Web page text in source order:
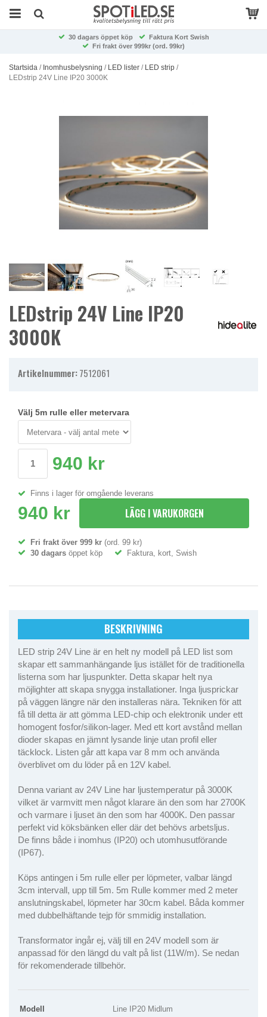
30 dagars öppet köp
Faktura Kort Swish
Fri frakt över 999kr (ord. 99kr)
Startsida / Inomhusbelysning / LED lister / LED strip /
LEDstrip 24V Line IP20 3000K
LEDstrip 24V Line IP20
3000K
Artikelnummer:7512061
Välj 5m rulle eller metervara
940 kr
Finns i lager för omgående leverans
940 kr LÄGG I VARUKORGEN
Fri frakt över 999 kr (ord. 99 kr)
30 dagars öppet köp Faktura, kort, Swish
BESKRIVNING
LED strip 24V Line är en helt ny modell på LED list som
skapar ett sammanhängande ljus istället för de traditionella
listerna som har ljuspunkter. Detta skapar helt nya
möjlighter att skapa snygga installationer. Inga ljusprickar
på väggen längre när den installeras nära. Tekniken för att
få till detta är att gömma LED-chip och elektronik under ett
homogent fosfor/silikon-lager. Med ett kort avstånd mellan
dioder skapas en jämnt lysande linje utan profil eller
täcklock. Listen går att kapa var 8 mm och använda
överblivet om du löder på en 12V kabel.
Denna variant av 24V Line har ljustemperatur på 3000K
vilket är varmvitt men något klarare än den som har 2700K
och varmare i ljuset än den som har 4000K. Den passar
perfekt vid köksbänken eller där det behövs arbetsljus.
De finns både i inomhus (IP20) och utomhusutförande
(IP67).
Köps antingen i 5m rulle eller per löpmeter, valbar längd
3cm intervall, upp till 5m. 5m Rulle kommer med 2 meter
anslutningskabel, löpmeter har 30cm kabel. Båda kommer
med dubbelhäftande tejp för smmidig installation.
Transformator ingår ej, välj till en 24V modell som är
anpassad för den längd du valt på list (11W/m). Se nedan
för rekomenderade tillbehör.
Modell
Line IP20 Midlum